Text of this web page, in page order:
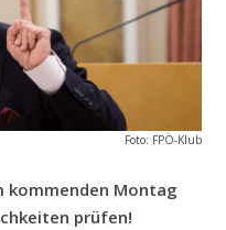
Foto: FPÖ-Klub
kommenden Montag
prüfen!